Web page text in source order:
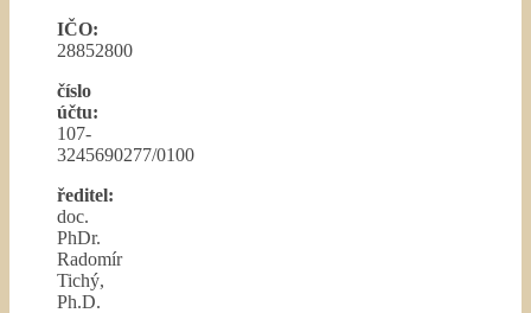
IČO:
28852800
číslo
účtu:
107-
3245690277/0100
ředitel:
doc.
PhDr.
Radomír
Tichý,
Ph.D.